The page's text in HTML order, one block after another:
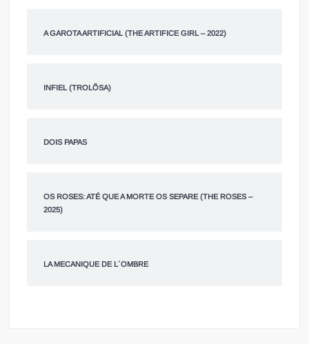
A GAROTA ARTIFICIAL (THE ARTIFICE GIRL – 2022)
INFIEL (TROLÕSA)
DOIS PAPAS
OS ROSES: ATÉ QUE A MORTE OS SEPARE (THE ROSES –
2025)
LA MECANIQUE DE L´OMBRE